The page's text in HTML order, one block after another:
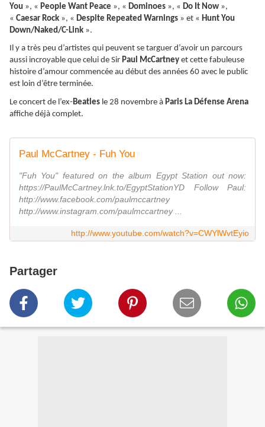
You », « People Want Peace », « Dominoes », « Do It Now »,
« Caesar Rock », « Despite Repeated Warnings » et « Hunt You
Down/Naked/C-Link ».
Il y a très peu d’artistes qui peuvent se targuer d’avoir un parcours
aussi incroyable que celui de Sir Paul McCartney et cette fabuleuse
histoire d’amour commencée au début des années 60 avec le public
est loin d’être terminée.
Le concert de l’ex-Beatles le 28 novembre à Paris La Défense Arena
affiche déjà complet.
Paul McCartney - Fuh You
"Fuh You" featured on the album Egypt Station out now:
https://PaulMcCartney.lnk.to/EgyptStationYD Follow Paul:
http://www.facebook.com/paulmccartney
http://www.instagram.com/paulmccartney ...
http://www.youtube.com/watch?v=CWYlWvtEyio
Partager